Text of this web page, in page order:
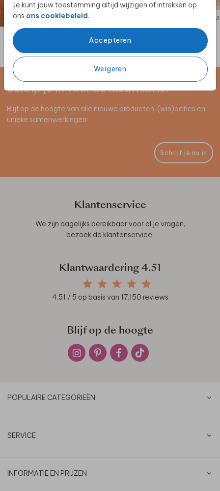
Je kunt jouw toestemming altijd wijzigen of intrekken op
ons ons cookiebeleid.
Accepteren
Weigeren
BORRELPLANK
Schrijf je in voor de nieuwsbrief
Blijf op de hoogte van alle nieuwe producten, (win)acties en
unieke samenwerkingen!
Schrijf je nu in
Klantenservice
We zijn dagelijks bereikbaar voor al je vragen,
bezoek de klantenservice.
Klantwaardering 4.51
4.51 / 5 op basis van 17.150 reviews
Blijf op de hoogte
POPULAIRE CATEGORIEËN
SERVICE
INFORMATIE EN PRIJZEN